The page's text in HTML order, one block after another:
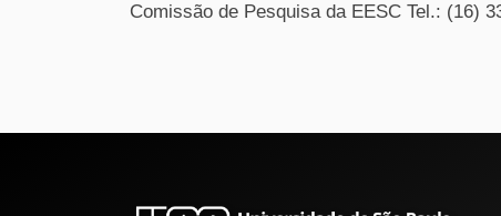
Comissão de Pesquisa da EESC Tel.: (16)